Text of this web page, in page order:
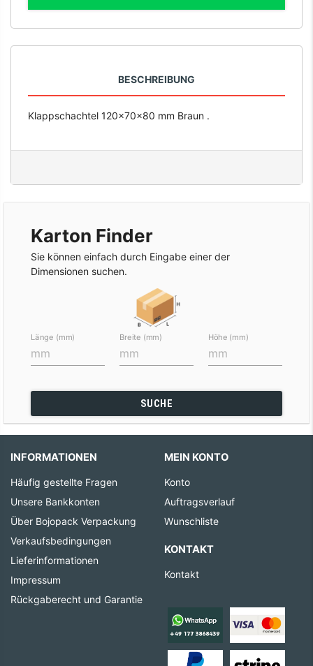
BESCHREIBUNG
Klappschachtel 120x70x80 mm Braun .
Karton Finder
Sie können einfach durch Eingabe einer der
Dimensionen suchen.
Länge (mm) Breite (mm) Höhe (mm)
SUCHE
INFORMATIONEN
Häufig gestellte Fragen
Unsere Bankkonten
Über Bojopack Verpackung
Verkaufsbedingungen
Lieferinformationen
Impressum
Rückgaberecht und Garantie
MEIN KONTO
Konto
Auftragsverlauf
Wunschliste
KONTAKT
Kontakt